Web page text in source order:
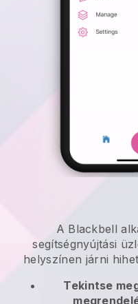
A Blackbell
segítségnyújtási
helyszínen járni
Tekintse